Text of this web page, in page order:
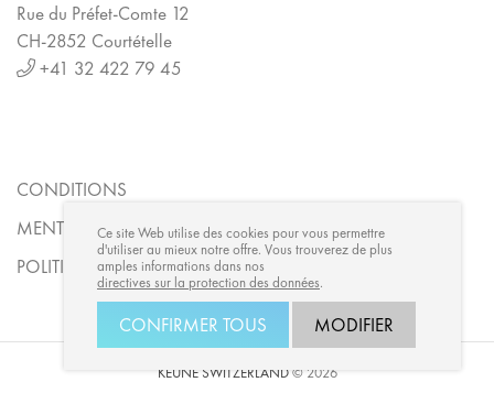
Rue du Préfet-Comte 12
CH-2852 Courtételle
+41 32 422 79 45
CONDITIONS
MENTIONS LÉGALES
POLITIQUE DE CONFIDENTIALITÉ
KEUNE SWITZERLAND© 2026
Ce site Web utilise des cookies pour vous permettre
d'utiliser au mieux notre offre. Vous trouverez de plus
amples informations dans nos
directives sur la protection des données.
CONFIRMER TOUS MODIFIER